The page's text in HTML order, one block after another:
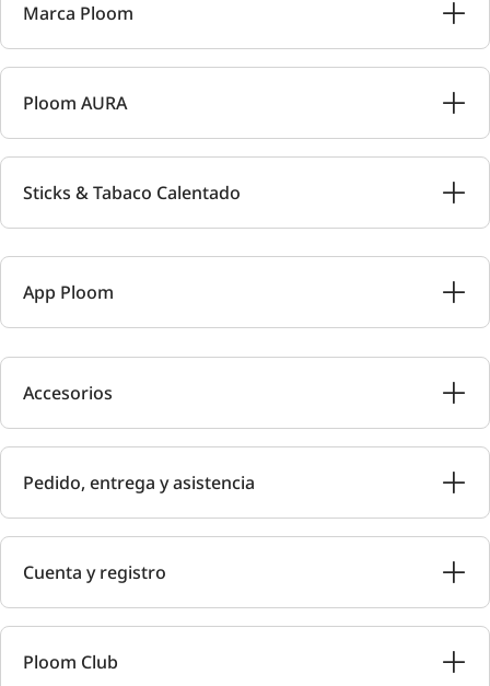
Marca Ploom
Ploom AURA
Sticks & Tabaco Calentado
App Ploom
Accesorios
Pedido, entrega y asistencia
Cuenta y registro
Ploom Club